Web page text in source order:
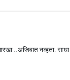
..अजिबात नव्हता.